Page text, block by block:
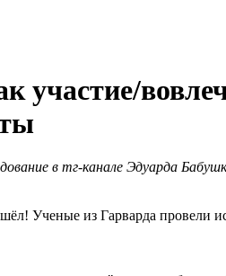
участие/
в тг-канале Эдуарда
Ученые из Гарварда провели